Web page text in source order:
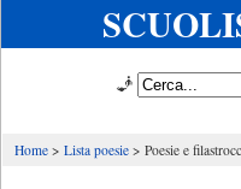
🧞
Home Lista poesie Poesie e